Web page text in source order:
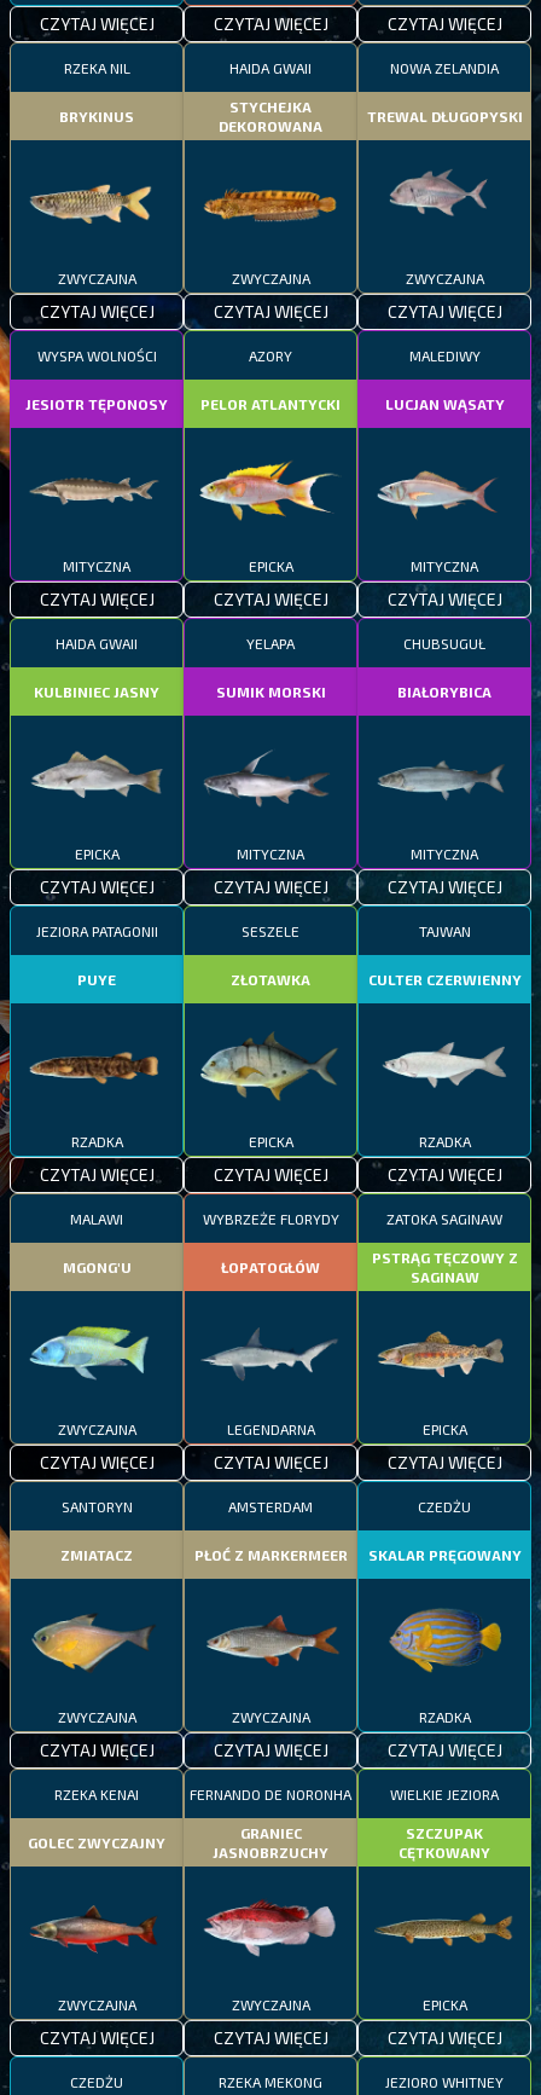
CZYTAJ WIĘCEJ CZYTAJ WIĘCEJ CZYTAJ WIĘCEJ
RZEKA NIL
BRYKINUS
ZWYCZAJNA
CZYTAJ WIĘCEJ
HAIDA GWAII
STYCHEJKA
DEKOROWANA
ZWYCZAJNA
CZYTAJ WIĘCEJ
NOWA ZELANDIA
TREWAL DŁUGOPYSKI
ZWYCZAJNA
CZYTAJ WIĘCEJ
WYSPA WOLNOŚCI
JESIOTR TĘPONOSY
MITYCZNA
CZYTAJ WIĘCEJ
AZORY
PELOR ATLANTYCKI
EPICKA
CZYTAJ WIĘCEJ
MALEDIWY
LUCJAN WĄSATY
MITYCZNA
CZYTAJ WIĘCEJ
HAIDA GWAII
KULBINIEC JASNY
EPICKA
CZYTAJ WIĘCEJ
YELAPA
SUMIK MORSKI
MITYCZNA
CZYTAJ WIĘCEJ
CHUBSUGUŁ
BIAŁORYBICA
MITYCZNA
CZYTAJ WIĘCEJ
JEZIORA PATAGONII
PUYE
RZADKA
CZYTAJ WIĘCEJ
SESZELE
ZŁOTAWKA
EPICKA
CZYTAJ WIĘCEJ
TAJWAN
CULTER CZERWIENNY
RZADKA
CZYTAJ WIĘCEJ
MALAWI
MGONG'U
ZWYCZAJNA
CZYTAJ WIĘCEJ
WYBRZEŻE FLORYDY
ŁOPATOGŁÓW
LEGENDARNA
CZYTAJ WIĘCEJ
ZATOKA SAGINAW
PSTRĄG TĘCZOWY Z
SAGINAW
EPICKA
CZYTAJ WIĘCEJ
SANTORYN
ZMIATACZ
ZWYCZAJNA
CZYTAJ WIĘCEJ
AMSTERDAM
PŁOĆ Z MARKERMEER
ZWYCZAJNA
CZYTAJ WIĘCEJ
CZEDŻU
SKALAR PRĘGOWANY
RZADKA
CZYTAJ WIĘCEJ
RZEKA KENAI
GOLEC ZWYCZAJNY
ZWYCZAJNA
CZYTAJ WIĘCEJ
FERNANDO DE NORONHA
GRANIEC
JASNOBRZUCHY
ZWYCZAJNA
CZYTAJ WIĘCEJ
WIELKIE JEZIORA
SZCZUPAK
CĘTKOWANY
EPICKA
CZYTAJ WIĘCEJ
CZEDŻU RZEKA MEKONG JEZIORO WHITNEY